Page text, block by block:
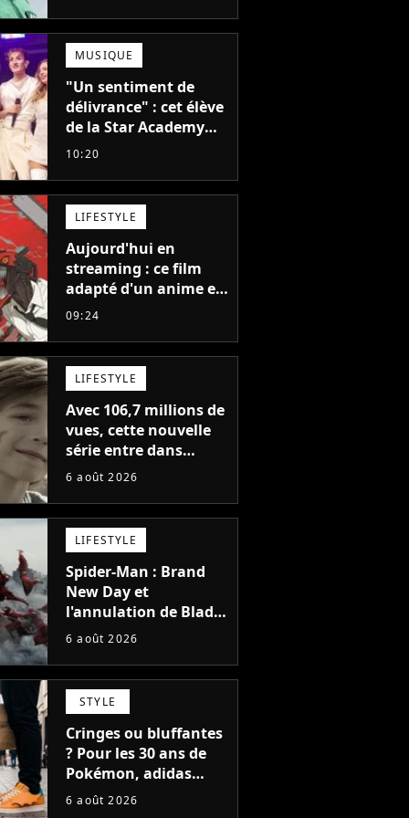
version française
MUSIQUE
"Un sentiment de
délivrance" : cet élève
de la Star Academy
balance après la fin
10:20
LIFESTYLE
Aujourd'hui en
streaming : ce film
adapté d'un anime et
noté 98% est à voir
vous ne comprendrez
plus la série
09:24
LIFESTYLE
Avec 106,7 millions de
vues, cette nouvelle
série entre dans
l'histoire de Netflix en
6 août 2026
LIFESTYLE
Spider-Man : Brand
New Day et
l'annulation de Blade
montrent que Marvel
faire quoi que ce soit
de simple
6 août 2026
STYLE
Cringes ou bluffantes
? Pour les 30 ans de
Pokémon, adidas
dévoile une énorme
6 août 2026